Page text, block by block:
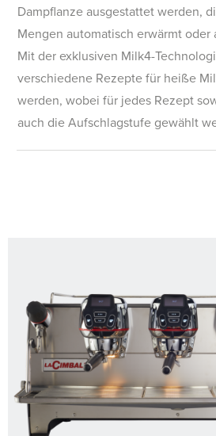
Dampflanze ausgestattet werden,
Mengen automatisch erwärmt oder
Mit der exklusiven Milk4-
verschiedene Rezepte für heiße
werden, wobei für jedes Rezept
auch die Aufschlagstufe gewählt